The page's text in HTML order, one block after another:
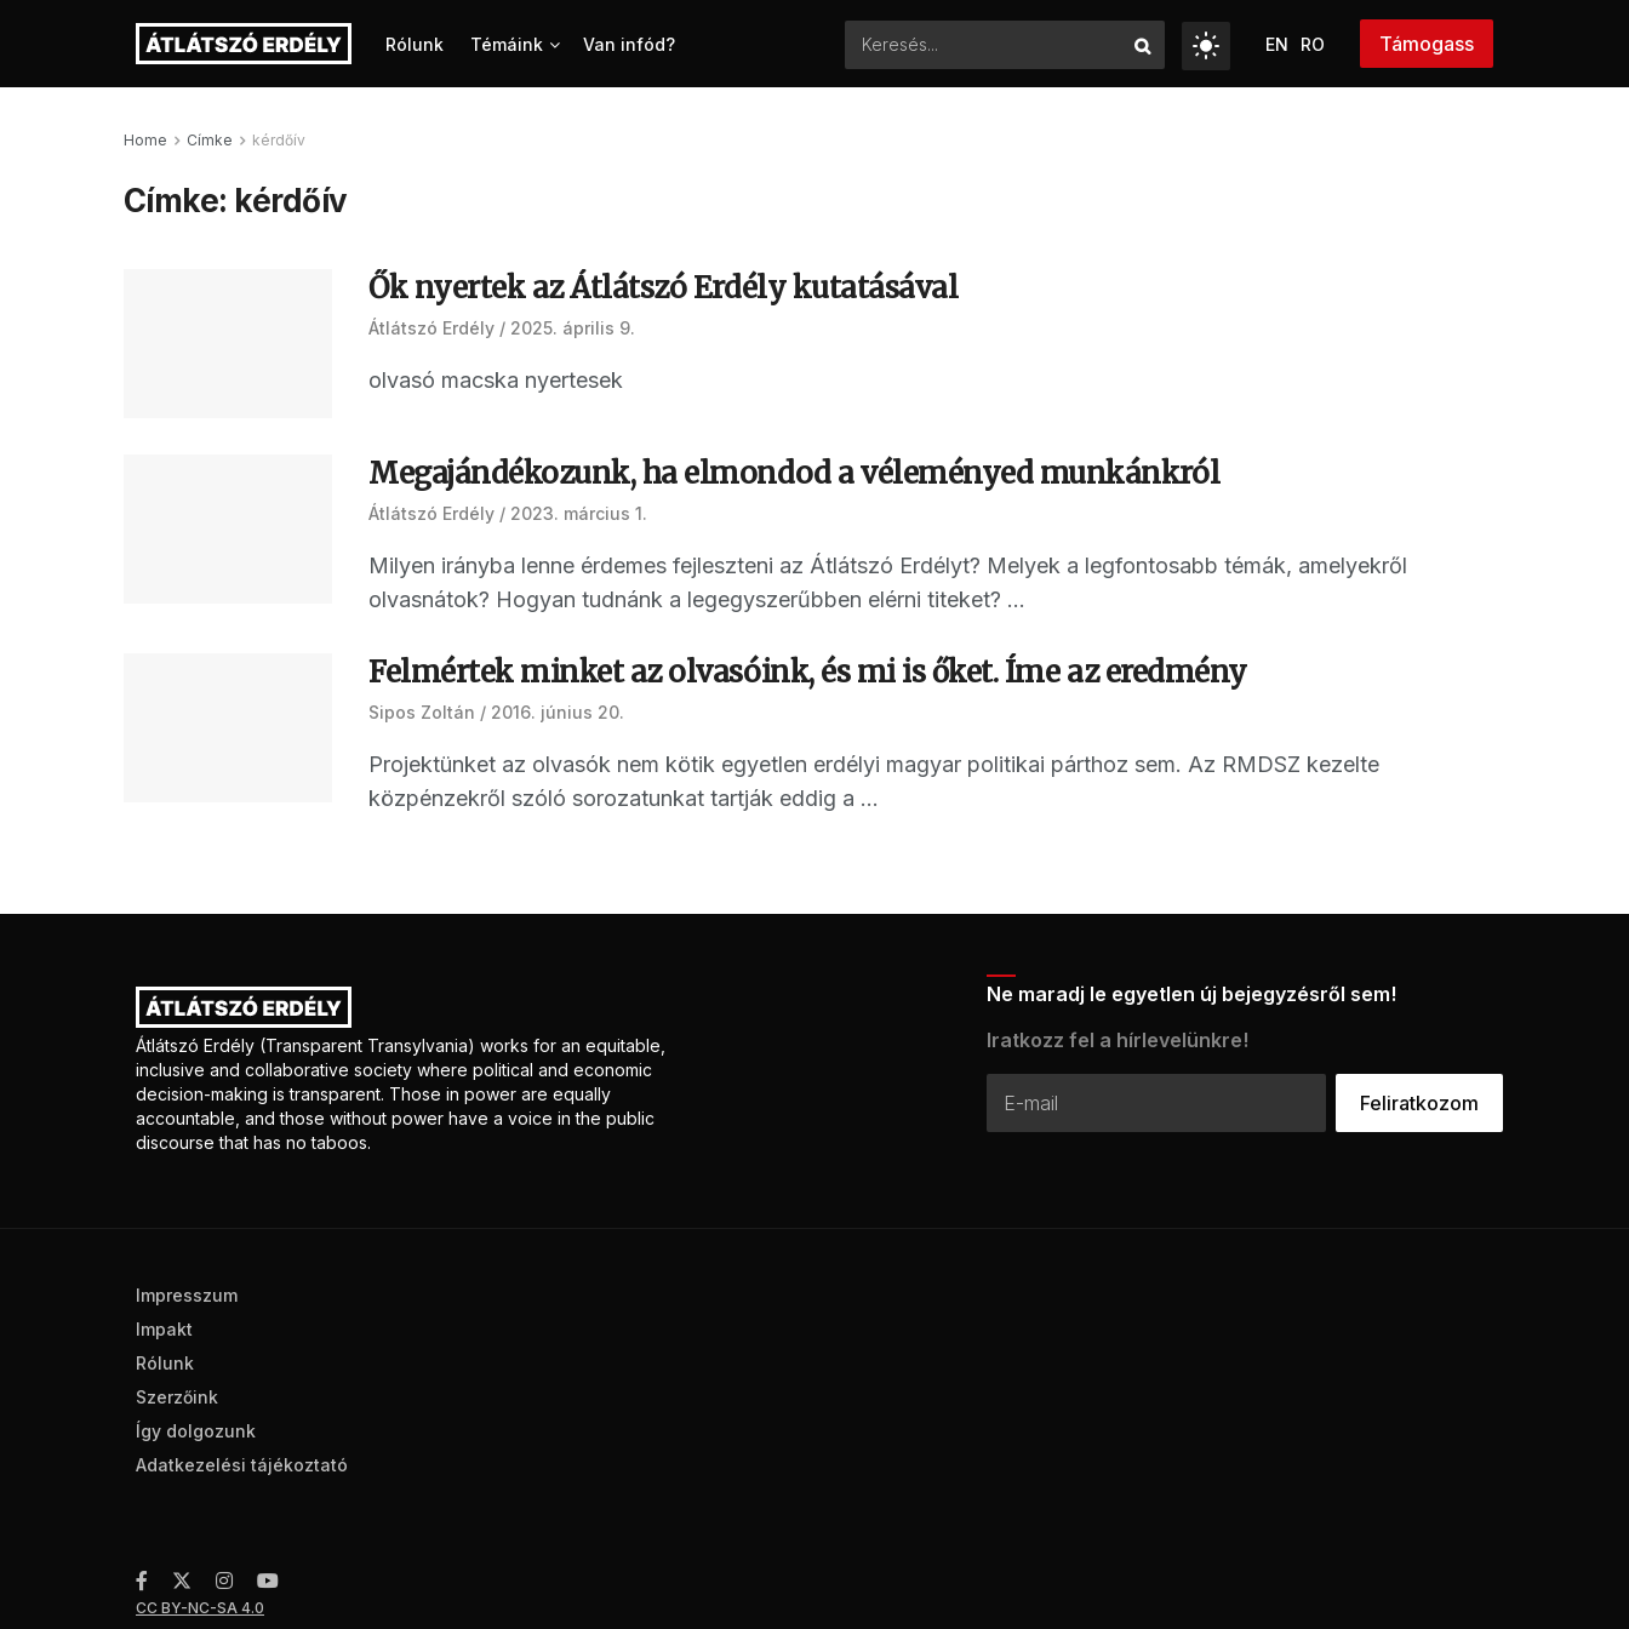
Rólunk Témáink Van infód? EN RO Támogass
Home Címke kérdőív
Címke: kérdőív
Ők nyertek az Átlátszó Erdély kutatásával
Átlátszó Erdély 2025. április 9.
olvasó macska nyertesek
Megajándékozunk, ha elmondod a véleményed munkánkról
Átlátszó Erdély 2023. március 1.
Milyen irányba lenne érdemes fejleszteni az Átlátszó Erdélyt? Melyek a legfontosabb témák, amelyekről
olvasnátok? Hogyan tudnánk a legegyszerűbben elérni titeket? ...
Felmértek minket az olvasóink, és mi is őket. Íme az eredmény
Sipos Zoltán 2016. június 20.
Projektünket az olvasók nem kötik egyetlen erdélyi magyar politikai párthoz sem. Az RMDSZ kezelte
közpénzekről szóló sorozatunkat tartják eddig a ...
Átlátszó Erdély (Transparent Transylvania) works for an equitable,
inclusive and collaborative society where political and economic
decision-making is transparent. Those in power are equally
accountable, and those without power have a voice in the public
discourse that has no taboos.
Ne maradj le egyetlen új bejegyzésről sem!
Iratkozz fel a hírlevelünkre!
Impresszum
Impakt
Rólunk
Szerzőink
Így dolgozunk
Adatkezelési tájékoztató
CC BY-NC-SA 4.0